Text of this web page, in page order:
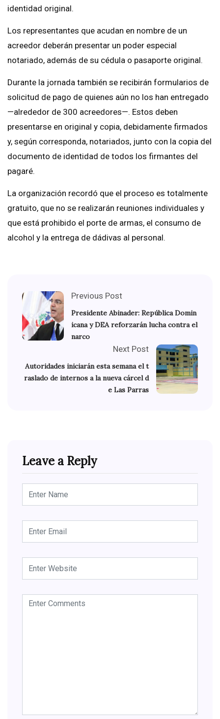
identidad original.
Los representantes que acudan en nombre de un
acreedor deberán presentar un poder especial
notariado, además de su cédula o pasaporte original.
Durante la jornada también se recibirán formularios de
solicitud de pago de quienes aún no los han entregado
—alrededor de 300 acreedores—. Estos deben
presentarse en original y copia, debidamente firmados
y, según corresponda, notariados, junto con la copia del
documento de identidad de todos los firmantes del
pagaré.
La organización recordó que el proceso es totalmente
gratuito, que no se realizarán reuniones individuales y
que está prohibido el porte de armas, el consumo de
alcohol y la entrega de dádivas al personal.
Previous Post
Presidente Abinader: República Domin
icana y DEA reforzarán lucha contra el
narco
Next Post
Autoridades iniciarán esta semana el t
raslado de internos a la nueva cárcel d
e Las Parras
Leave a Reply